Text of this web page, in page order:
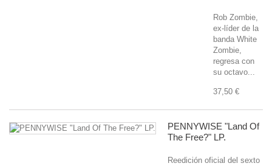
Rob Zombie,
ex-líder de la
banda White
Zombie,
regresa con
su octavo...
37,50 €
PENNYWISE "Land Of
The Free?" LP.
Reedición oficial del sexto